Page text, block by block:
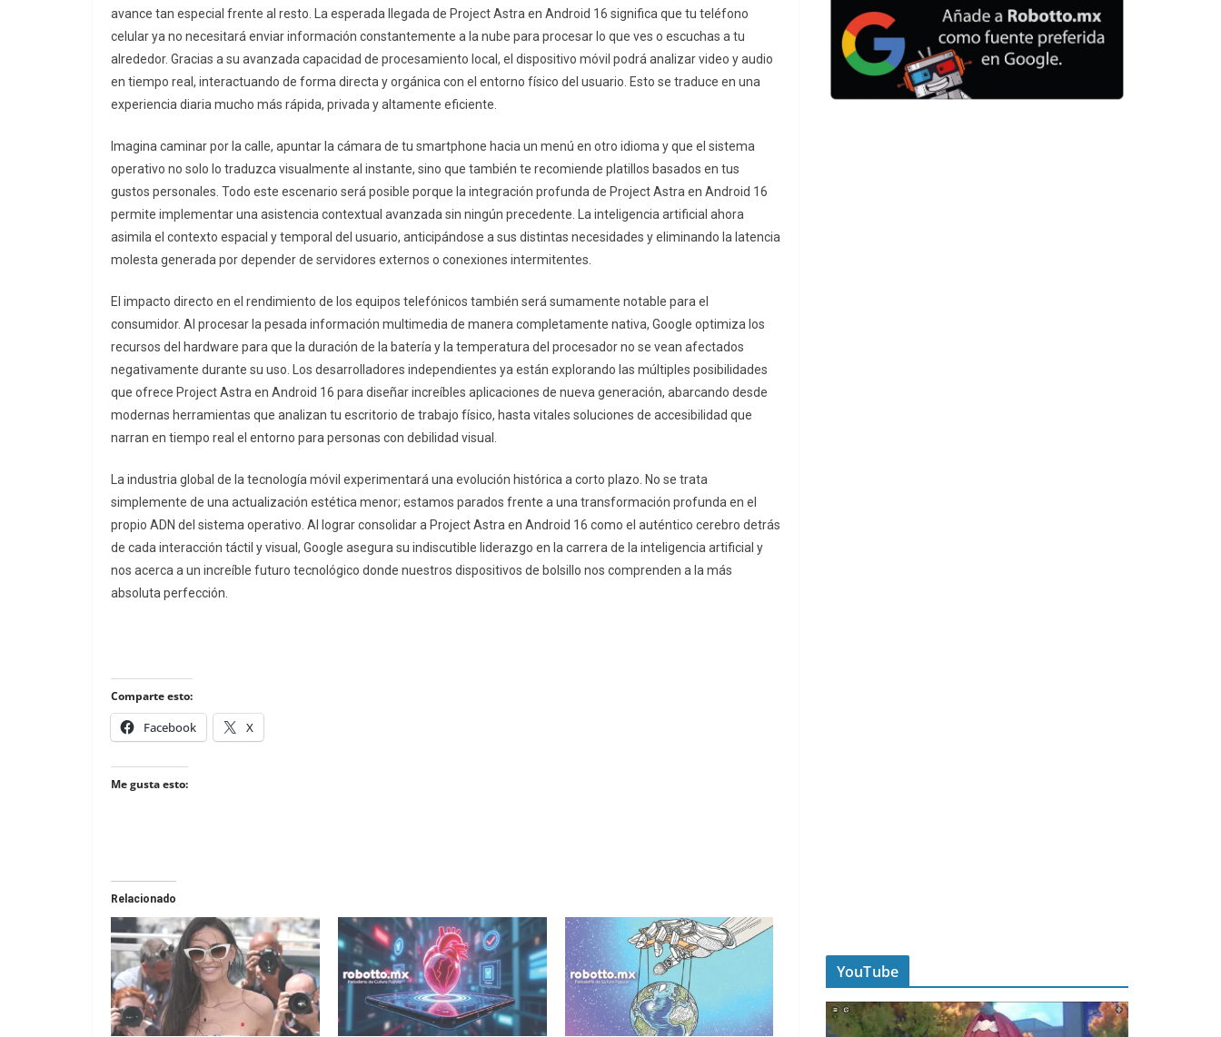
avance tan especial frente al resto. La esperada llegada de Project Astra en Android 16 significa que tu teléfono
celular ya no necesitará enviar información constantemente a la nube para procesar lo que ves o escuchas a tu
alrededor. Gracias a su avanzada capacidad de procesamiento local, el dispositivo móvil podrá analizar video y audio
en tiempo real, interactuando de forma directa y orgánica con el entorno físico del usuario. Esto se traduce en una
experiencia diaria mucho más rápida, privada y altamente eficiente.
Imagina caminar por la calle, apuntar la cámara de tu smartphone hacia un menú en otro idioma y que el sistema
operativo no solo lo traduzca visualmente al instante, sino que también te recomiende platillos basados en tus
gustos personales. Todo este escenario será posible porque la integración profunda de Project Astra en Android 16
permite implementar una asistencia contextual avanzada sin ningún precedente. La inteligencia artificial ahora
asimila el contexto espacial y temporal del usuario, anticipándose a sus distintas necesidades y eliminando la latencia
molesta generada por depender de servidores externos o conexiones intermitentes.
El impacto directo en el rendimiento de los equipos telefónicos también será sumamente notable para el
consumidor. Al procesar la pesada información multimedia de manera completamente nativa, Google optimiza los
recursos del hardware para que la duración de la batería y la temperatura del procesador no se vean afectados
negativamente durante su uso. Los desarrolladores independientes ya están explorando las múltiples posibilidades
que ofrece Project Astra en Android 16 para diseñar increíbles aplicaciones de nueva generación, abarcando desde
modernas herramientas que analizan tu escritorio de trabajo físico, hasta vitales soluciones de accesibilidad que
narran en tiempo real el entorno para personas con debilidad visual.
La industria global de la tecnología móvil experimentará una evolución histórica a corto plazo. No se trata
simplemente de una actualización estética menor; estamos parados frente a una transformación profunda en el
propio ADN del sistema operativo. Al lograr consolidar a Project Astra en Android 16 como el auténtico cerebro detrás
de cada interacción táctil y visual, Google asegura su indiscutible liderazgo en la carrera de la inteligencia artificial y
nos acerca a un increíble futuro tecnológico donde nuestros dispositivos de bolsillo nos comprenden a la más
absoluta perfección.
Comparte esto:
Facebook X
Me gusta esto:
Relacionado
YouTube